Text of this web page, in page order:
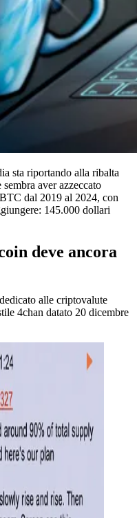
sta riportando alla ribalta
aver azzeccato
dal 2019 al 2024, con
145.000 dollari
deve ancora
alle criptovalute
4chan datato 20 dicembre